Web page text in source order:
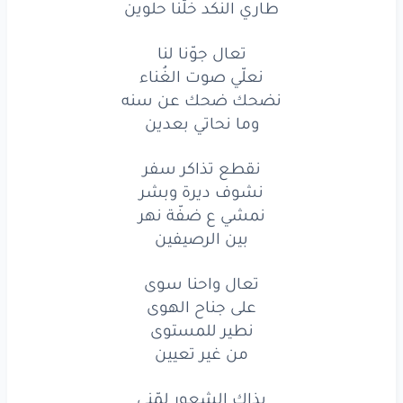
طاريالنكدخلّناحلوين
تعالجوّنالنا
نضحكضحكعن
وما نحاتيبعدين
نقطع
تذاكر
نشوفديرةوبشر
نمشي ع ضفّة
بين الرصيفين
طاري النكد خلّنا حلوين
تعال جوّنا لنا
نعلّي صوت الغُناء
نضحك ضحك عن سنه
وما نحاتي بعدين
نقطع تذاكر سفر
نشوف ديرة وبشر
نمشي ع ضفّة نهر
بين الرصيفين
تعال واحنا سوى
على جناح الهوى
نطير للمستوى
من غير تعيين
بذاك الشعور لمّني